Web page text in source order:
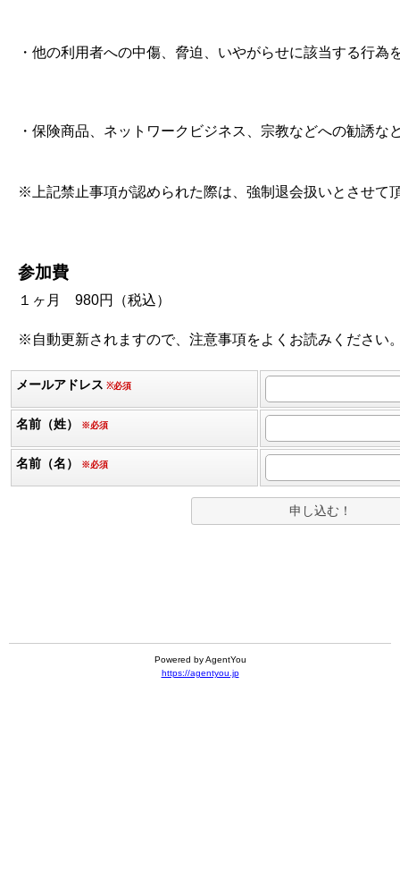
・他の利用者への中傷、脅迫、いやがらせに該当する行為
・保険商品、ネットワークビジネス、宗教などへの勧誘
※上記禁止事項が認められた際は、強制退会扱いとさせて
参加費
１ヶ月 980円（税込）
※自動更新されますので、注意事項をよくお読みください
メールアドレス ※必須
名前（姓） ※必須
名前（名） ※必須
Powered by AgentYou
https://agentyou.jp